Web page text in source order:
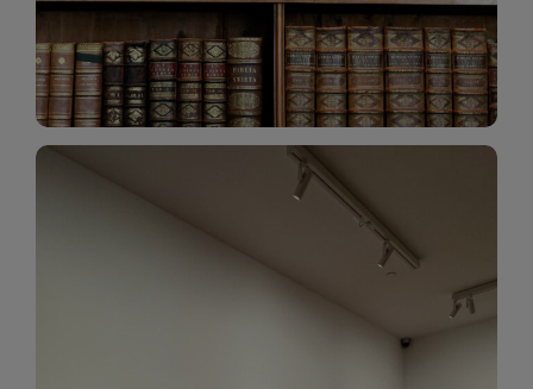
Katalog Zbiorów
Galeria Zdjęć
wspomnienia z wydarzeń, spotkań i projektów